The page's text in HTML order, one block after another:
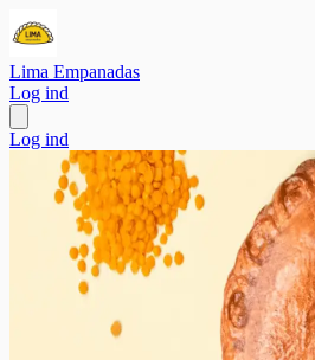
Lima Empanadas
Log ind
Log ind